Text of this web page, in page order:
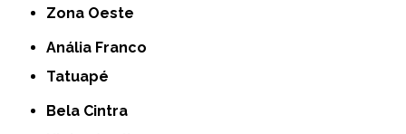
Zona Oeste
Anália Franco
Tatuapé
Bela Cintra